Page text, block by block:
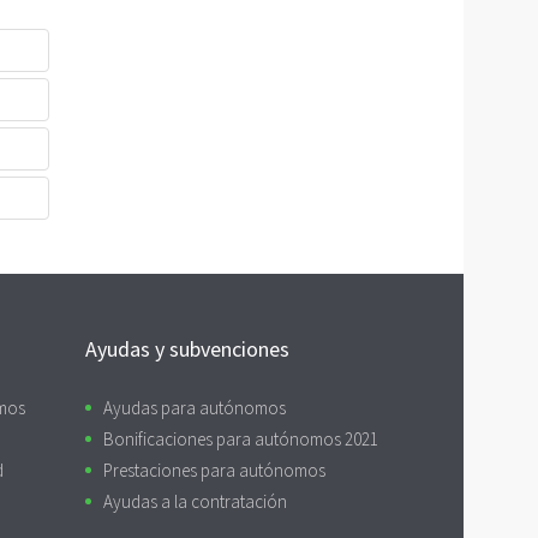
Ayudas y subvenciones
Ayudas para autónomos
Bonificaciones para autónomos 2021
Prestaciones para autónomos
Ayudas a la contratación